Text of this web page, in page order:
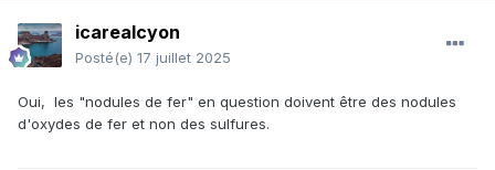
icarealcyon
Posté(e) 17 juillet 2025
Oui, les "nodules de fer" en question doivent être des nodules
d'oxydes de fer et non des sulfures.